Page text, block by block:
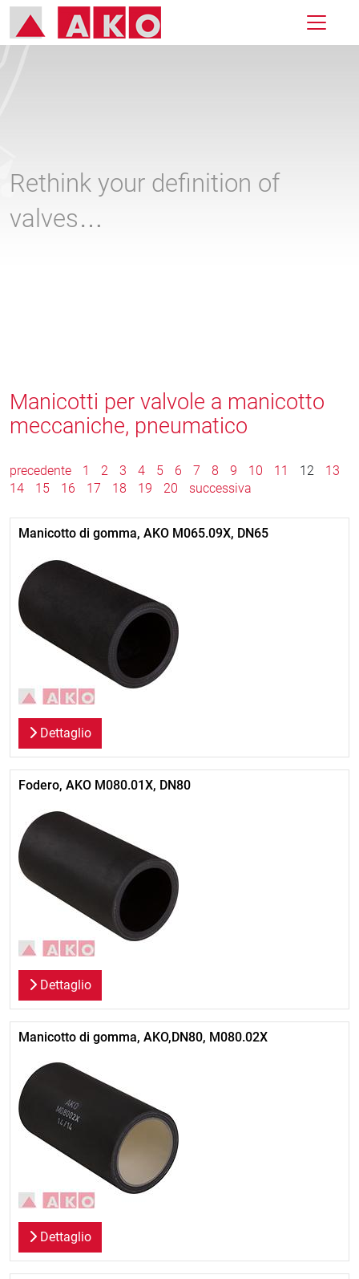
Rethink your definition of
valves…
Manicotti per valvole a manicotto
meccaniche, pneumatico
precedente 1 2 3 4 5 6 7 8 9 10 11 12
13
14
15 16 17 18 19 20 successiva
Manicotto di gomma, AKO M065.09X, DN65
Dettaglio
Fodero, AKO M080.01X, DN80
Dettaglio
Manicotto di gomma, AKO,DN80, M080.02X
Dettaglio